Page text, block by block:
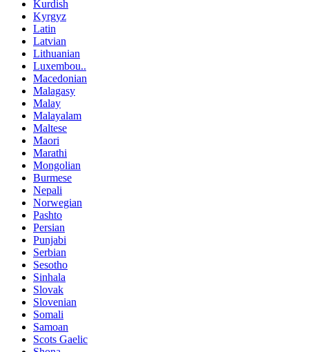
Kurdish
Kyrgyz
Latin
Latvian
Lithuanian
Luxembou..
Macedonian
Malagasy
Malay
Malayalam
Maltese
Maori
Marathi
Mongolian
Burmese
Nepali
Norwegian
Pashto
Persian
Punjabi
Serbian
Sesotho
Sinhala
Slovak
Slovenian
Somali
Samoan
Scots Gaelic